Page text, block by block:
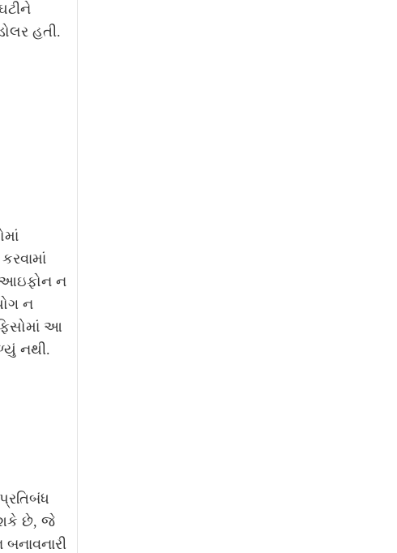
હતી.
આઇફોન ન
ન
આ
નથી.
શકે છે, જે